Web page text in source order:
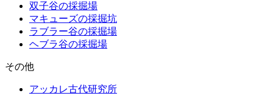
双子谷の採掘場
マキューズの採掘坑
ラブラー谷の採掘場
ヘブラ谷の採掘場
その他
アッカレ古代研究所